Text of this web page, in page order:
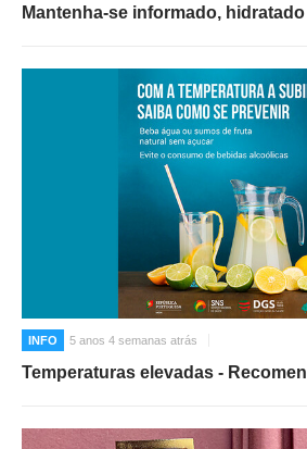
Mantenha-se informado,
INFO 5 anos 4 semanas atrás
Temperaturas elevadas -